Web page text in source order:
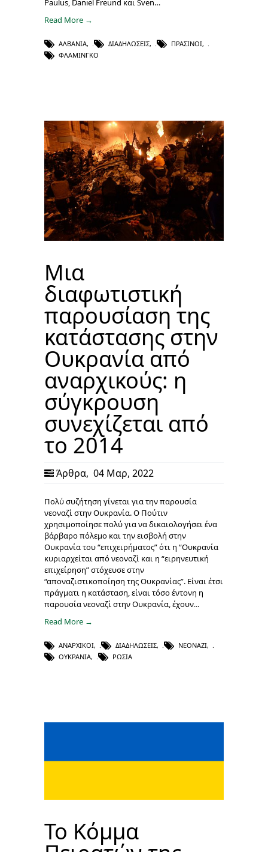
Paulus, Daniel Freund και Sven…
Read More →
ΑΛΒΑΝΊΑ, ΔΙΑΔΗΛΏΣΕΙΣ, ΠΡΆΣΙΝΟΙ,
ΦΛΑΜΊΝΓΚΟ
Μια
διαφωτιστική
παρουσίαση της
κατάστασης στην
Ουκρανία από
αναρχικούς: η
σύγκρουση
συνεχίζεται από
το 2014
Άρθρα, 04 Μαρ, 2022
Πολύ συζήτηση γίνεται για την παρουσία
νεοναζί στην Ουκρανία. Ο Πούτιν
χρησιμοποίησε πολύ για να δικαιολογήσει ένα
βάρβαρο πόλεμο και την εισβολή στην
Ουκρανία του “επιχειρήματος” ότι η “Ουκρανία
κυριαρχείται από νεοναζί και η “ειρηνευτική
επιχείρηση” στόχευσε στην
“αποναζιστικοποίηση της Ουκρανίας”. Είναι έτσι
πράγματι η κατάσταση, είναι τόσο έντονη η
παρουσία νεοναζί στην Ουκρανία, έχουν…
Read More →
ΑΝΑΡΧΙΚΟΊ, ΔΙΑΔΗΛΏΣΕΙΣ, ΝΕΟΝΑΖΊ,
ΟΥΚΡΑΝΊΑ, ΡΩΣΊΑ
Το Κόμμα